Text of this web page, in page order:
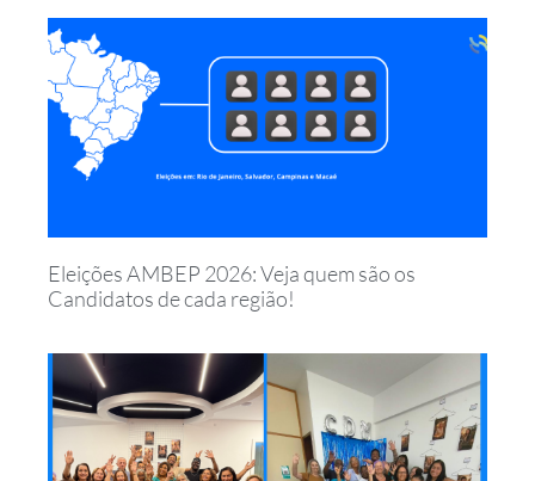
Eleições AMBEP 2026: Veja quem são os
Candidatos de cada região!